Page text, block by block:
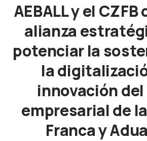
AEBALL y el
alianza
potenciar la
la
innovación
empresarial de
Franca y